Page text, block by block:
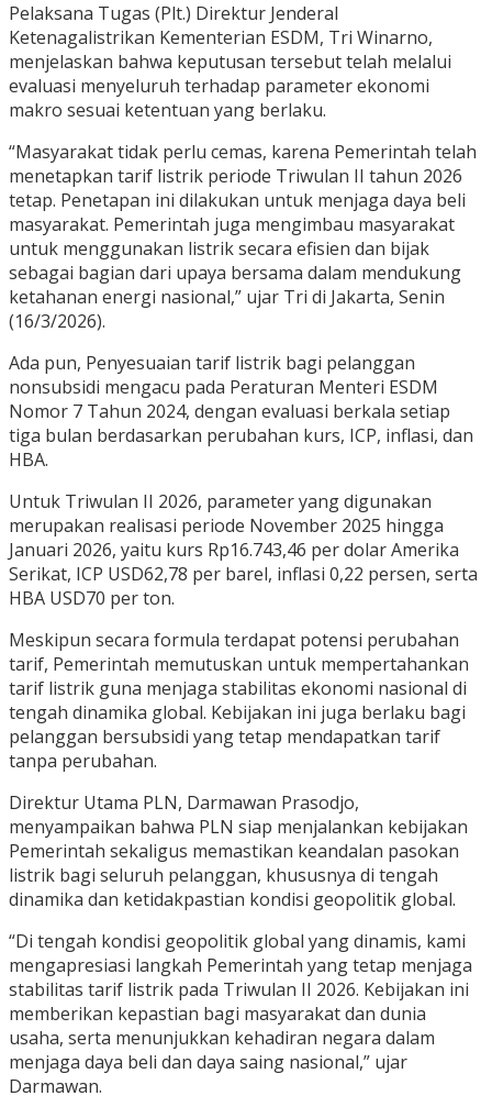
Pelaksana Tugas (Plt.) Direktur Jenderal
Ketenagalistrikan Kementerian ESDM, Tri Winarno,
menjelaskan bahwa keputusan tersebut telah melalui
evaluasi menyeluruh terhadap parameter ekonomi
makro sesuai ketentuan yang berlaku.
“Masyarakat tidak perlu cemas, karena Pemerintah telah
menetapkan tarif listrik periode Triwulan II tahun 2026
tetap. Penetapan ini dilakukan untuk menjaga daya beli
masyarakat. Pemerintah juga mengimbau masyarakat
untuk menggunakan listrik secara efisien dan bijak
sebagai bagian dari upaya bersama dalam mendukung
ketahanan energi nasional,” ujar Tri di Jakarta, Senin
(16/3/2026).
Ada pun, Penyesuaian tarif listrik bagi pelanggan
nonsubsidi mengacu pada Peraturan Menteri ESDM
Nomor 7 Tahun 2024, dengan evaluasi berkala setiap
tiga bulan berdasarkan perubahan kurs, ICP, inflasi, dan
HBA.
Untuk Triwulan II 2026, parameter yang digunakan
merupakan realisasi periode November 2025 hingga
Januari 2026, yaitu kurs Rp16.743,46 per dolar Amerika
Serikat, ICP USD62,78 per barel, inflasi 0,22 persen, serta
HBA USD70 per ton.
Meskipun secara formula terdapat potensi perubahan
tarif, Pemerintah memutuskan untuk mempertahankan
tarif listrik guna menjaga stabilitas ekonomi nasional di
tengah dinamika global. Kebijakan ini juga berlaku bagi
pelanggan bersubsidi yang tetap mendapatkan tarif
tanpa perubahan.
Direktur Utama PLN, Darmawan Prasodjo,
menyampaikan bahwa PLN siap menjalankan kebijakan
Pemerintah sekaligus memastikan keandalan pasokan
listrik bagi seluruh pelanggan, khususnya di tengah
dinamika dan ketidakpastian kondisi geopolitik global.
“Di tengah kondisi geopolitik global yang dinamis, kami
mengapresiasi langkah Pemerintah yang tetap menjaga
stabilitas tarif listrik pada Triwulan II 2026. Kebijakan ini
memberikan kepastian bagi masyarakat dan dunia
usaha, serta menunjukkan kehadiran negara dalam
menjaga daya beli dan daya saing nasional,” ujar
Darmawan.